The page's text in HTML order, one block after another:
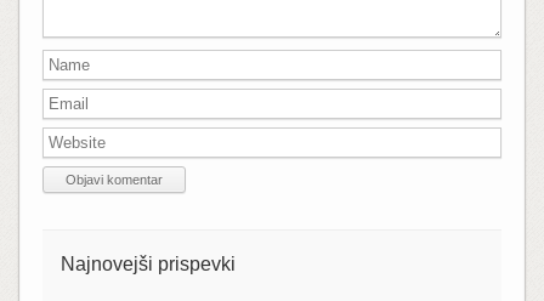
Najnovejši prispevki